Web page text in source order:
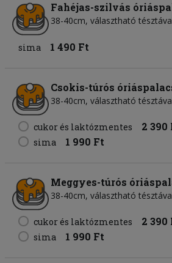
Fahéjas-szilvás
38-40cm, választható
sima 1 490 Ft
Csokis-túrós
38-40cm, választható
cukor és laktózmentes 2 390
sima 1 990 Ft
Meggyes-túrós
38-40cm, választható
cukor és laktózmentes 2 390
sima 1 990 Ft